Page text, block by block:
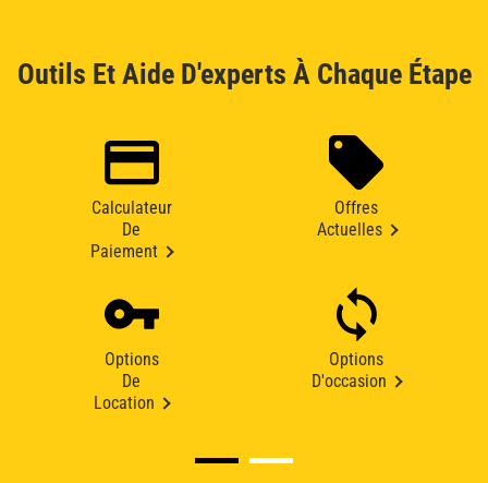
Outils Et Aide D'experts À Chaque Étape
Calculateur
De
Paiement
Offres
Actuelles
Options
De
Location
Options
D'occasion